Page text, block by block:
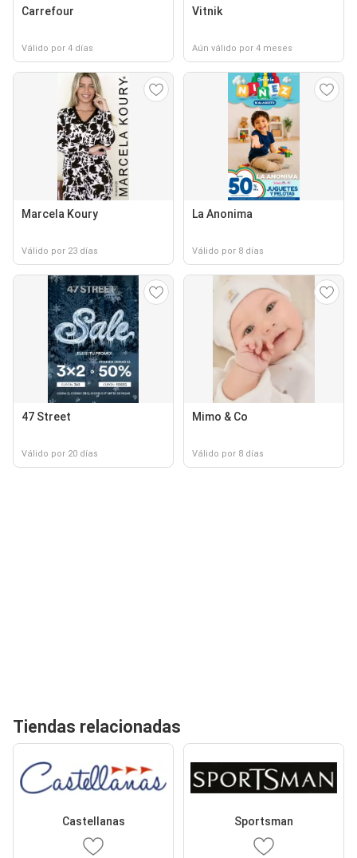
Carrefour
Válido por 4 días
Vitnik
Aún válido por 4 meses
Marcela Koury
Válido por 23 días
La Anonima
Válido por 8 días
47 Street
Válido por 20 días
Mimo & Co
Válido por 8 días
Tiendas relacionadas
Castellanas Sportsman